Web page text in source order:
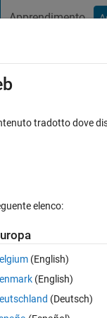
Apprendimento
only?
tradotto dove
elenco:
(English)
(English)
(Deutsch)